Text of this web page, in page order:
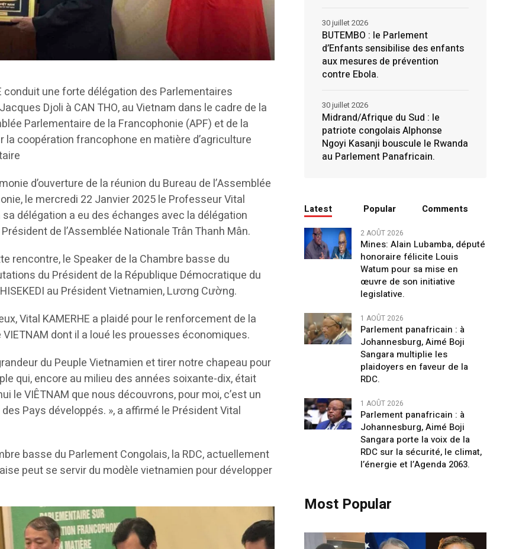
conduit une forte délégation des Parlementaires
Djoli à CAN THO, au Vietnam dans le cadre de la
Parlementaire de la Francophonie (APF) et de la
coopération francophone en matière d’agriculture
d’ouverture de la réunion du Bureau de l’Assemblée
le mercredi 22 Janvier 2025 le Professeur Vital
sa délégation a eu des échanges avec la délégation
de l’Assemblée Nationale Trân Thanh Mân.
rencontre, le Speaker de la Chambre basse du
du Président de la République Démocratique du
au Président Vietnamien, Lương Cường.
Vital KAMERHE a plaidé pour le renforcement de la
dont il a loué les prouesses économiques.
du Peuple Vietnamien et tirer notre chapeau pour
qui, encore au milieu des années soixante-dix, était
le VIÊTNAM que nous découvrons, pour moi, c’est un
Pays développés. », a affirmé le Président Vital
basse du Parlement Congolais, la RDC, actuellement
peut se servir du modèle vietnamien pour développer
BUTEMBO : le Parlement
d’Enfants sensibilise des enfants
aux mesures de prévention
contre Ebola.
30 juillet 2026
Midrand/Afrique du Sud : le
patriote congolais Alphonse
Ngoyi Kasanji bouscule le Rwanda
au Parlement Panafricain.
30 juillet 2026
Latest Popular Comments
2 AOÛT 2026
Mines: Alain Lubamba, député
honoraire félicite Louis
Watum pour sa mise en
œuvre de son initiative
legislative.
1 AOÛT 2026
Parlement panafricain : à
Johannesburg, Aimé Boji
Sangara multiplie les
plaidoyers en faveur de la
RDC.
1 AOÛT 2026
Parlement panafricain : à
Johannesburg, Aimé Boji
Sangara porte la voix de la
RDC sur la sécurité, le climat,
l’énergie et l’Agenda 2063.
Most Popular